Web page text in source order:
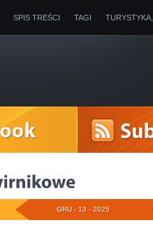
SPIS TREŚCI TAGI
GRU - 13 - 2025